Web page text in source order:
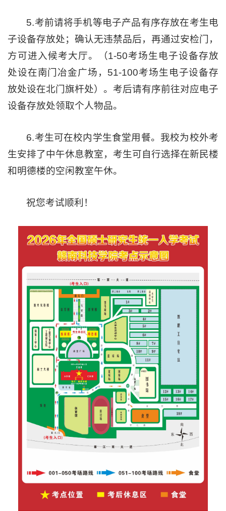
5.考前请将手机等电子产品有序存放在考生电
子设备存放处；确认无违禁品后，再通过安检门，
方可进入候考大厅。（1-50考场生电子设备存放
处设在南门冶金广场，51-100考场生电子设备存
放处设在北门旗杆处）。考后请有序前往对应电子
设备存放处领取个人物品。
6.考生可在校内学生食堂用餐。我校为校外考
生安排了中午休息教室，考生可自行选择在新民楼
和明德楼的空闲教室午休。
祝您考试顺利！